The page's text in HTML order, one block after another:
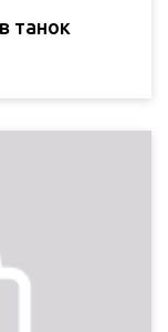
танок